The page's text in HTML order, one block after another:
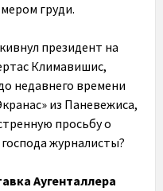
груди.
президент на
Климавишис,
недавнего времени
из Паневежиса,
просьбу о
журналисты?
Аугенталлера